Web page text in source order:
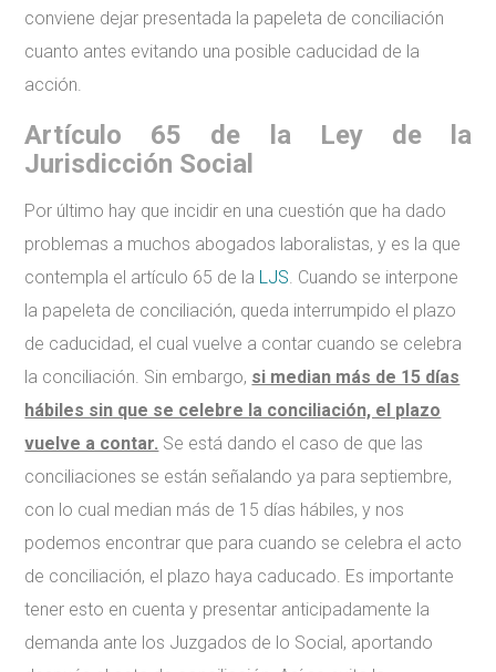
conviene dejar presentada la papeleta de conciliación
cuanto antes evitando una posible caducidad de la
acción.
Artículo 65 de la Ley de la
Jurisdicción Social
Por último hay que incidir en una cuestión que ha dado
problemas a muchos abogados laboralistas, y es la que
contempla el artículo 65 de la LJS . Cuando se interpone
la papeleta de conciliación, queda interrumpido el plazo
de caducidad, el cual vuelve a contar cuando se celebra
la conciliación. Sin embargo, si median más de 15 días
hábiles sin que se celebre la conciliación, el plazo
vuelve a contar. Se está dando el caso de que las
conciliaciones se están señalando ya para septiembre,
con lo cual median más de 15 días hábiles, y nos
podemos encontrar que para cuando se celebra el acto
de conciliación, el plazo haya caducado. Es importante
tener esto en cuenta y presentar anticipadamente la
demanda ante los Juzgados de lo Social, aportando